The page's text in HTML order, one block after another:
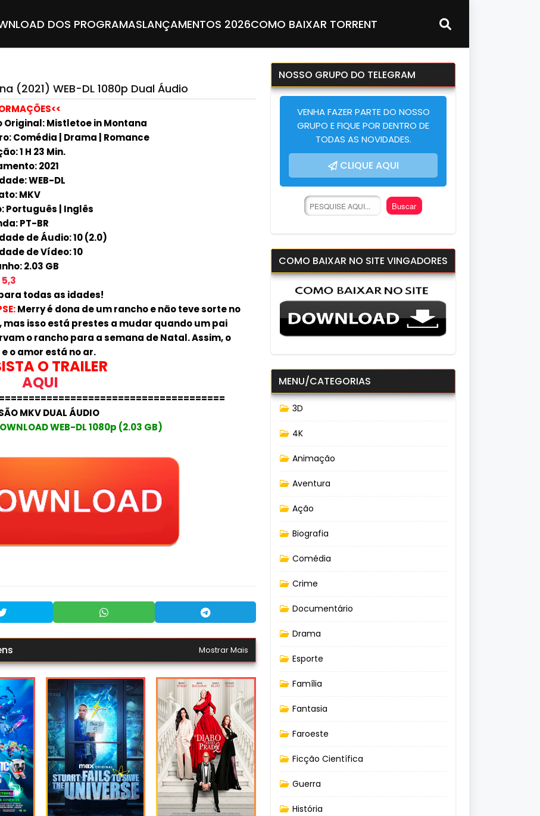
DOS PROGRAMASLANÇAMENTOS 2026COMO BAIXAR TORRENT
(2021) WEB-DL 1080p Dual Áudio
Original: Mistletoe in Montana
Comédia | Drama | Romance
1 H 23 Min.
2021
WEB-DL
MKV
Português | Inglês
PT-BR
de Áudio: 10 (2.0)
de Vídeo: 10
2.03 GB
5,3
todas as idades!
Merry é dona de um rancho e não teve sorte no
mas isso está prestes a mudar quando um pai
o rancho para a semana de Natal. Assim, o
o amor está no ar.
O TRAILER
AQUI
MKV DUAL ÁUDIO
WEB-DL 1080p (2.03 GB)
Mostrar Mais
NOSSO GRUPO DO TELEGRAM
VENHA FAZER PARTE DO NOSSO
GRUPO E FIQUE POR DENTRO DE
TODAS AS NOVIDADES.
CLIQUE AQUI
COMO BAIXAR NO SITE VINGADORES
MENU/CATEGORIAS
3D
4K
Animação
Aventura
Ação
Biografia
Comédia
Crime
Documentário
Drama
Esporte
Família
Fantasia
Faroeste
Ficção Científica
Guerra
História